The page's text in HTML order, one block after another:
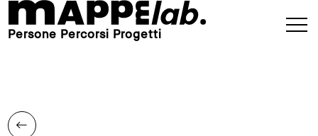
Persone Percorsi Progetti